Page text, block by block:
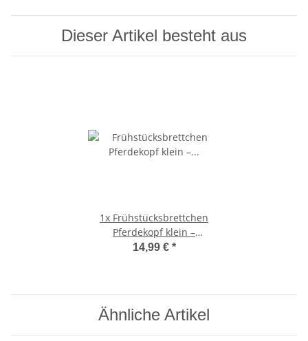
Dieser Artikel besteht aus
1x Frühstücksbrettchen
Pferdekopf klein –
Ahornholz 25×16×1,5 cm
14,99 € *
Ähnliche Artikel